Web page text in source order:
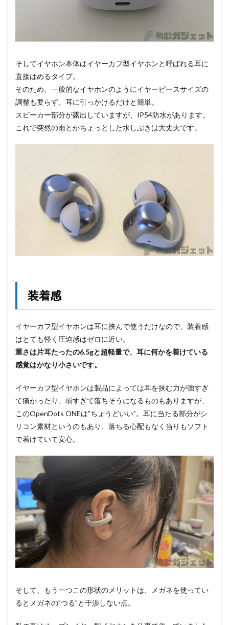
そしてイヤホン本体はイヤーカフ型イヤホンと呼ばれる耳に
直接はめるタイプ。
そのため、一般的なイヤホンのようにイヤーピースサイズの
調整も要らず、耳に引っかけるだけと簡単。
スピーカー部分が露出していますが、IP54防水があります。
これで突然の雨とかちょっとした水しぶきは大丈夫です。
装着感
イヤーカフ型イヤホンは耳に挟んで使うだけなので、装着感
はとても軽く圧迫感はゼロに近い。
重さは片耳たったの6.5gと超軽量で、耳に何かを着けている
感覚はかなり小さいです。
イヤーカフ型イヤホンは製品によっては耳を挟む力が強すぎ
て痛かったり、弱すぎて落ちそうになるものもありますが、
このOpenDots ONEは”ちょうどいい”。耳に当たる部分がシ
リコン素材というのもあり、落ちる心配もなく当りもソフト
で着けていて安心。
そして、もう一つこの形状のメリットは、メガネを使ってい
るとメガネの”つる”と干渉しない点。